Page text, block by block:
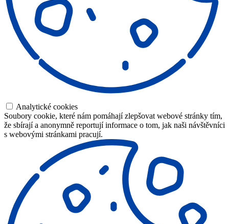
Analytické cookies
Soubory cookie, které nám pomáhají zlepšovat webové stránky tím,
že sbírají a anonymně reportují informace o tom, jak naši návštěvníci
s webovými stránkami pracují.